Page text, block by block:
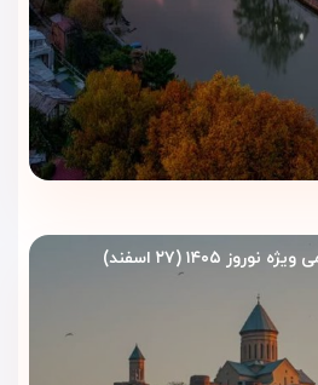
دلوکس یا اگزکیوتیو را انتخاب کنید.
هم می‌توانند سراغ سوئیت کینگ با
۱۴۰۵ (۲۷ اسفند)